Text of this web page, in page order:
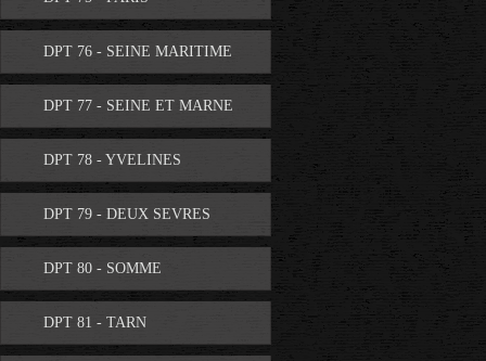
DPT 76 - SEINE MARITIME
DPT 77 - SEINE ET MARNE
DPT 78 - YVELINES
DPT 79 - DEUX SEVRES
DPT 80 - SOMME
DPT 81 - TARN